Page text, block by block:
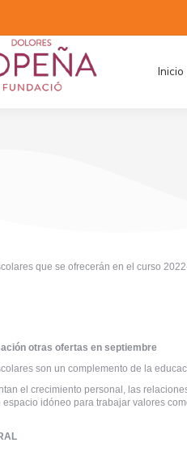
Inicio
que se ofrecerán en el curso
otras ofertas en septiembre
son un complemento de la
el crecimiento personal, las
espacio idóneo para trabajar valores